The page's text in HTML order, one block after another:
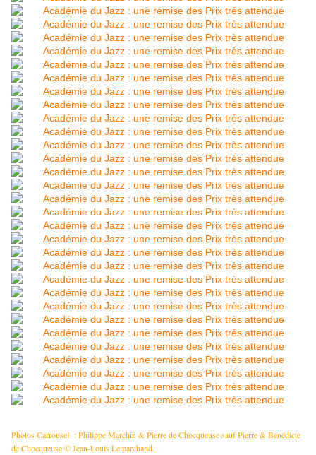
Photos Carrousel : Philippe Marchin & Pierre de Chocqueuse sauf Pierre & Bénédicte
de Chocqueuse © Jean-Louis Lemarchand.